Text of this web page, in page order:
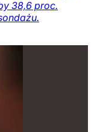
38,6 proc.